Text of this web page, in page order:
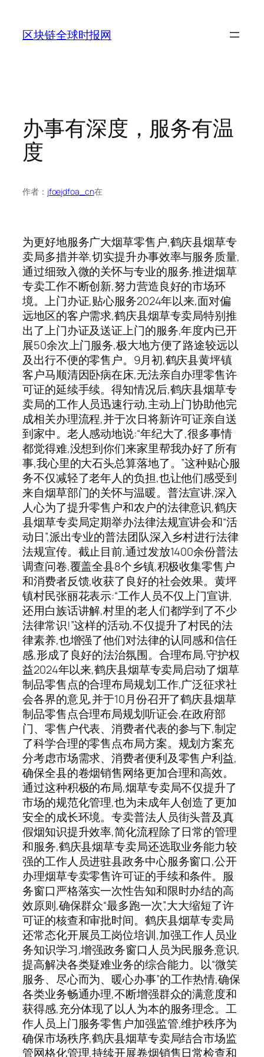
区块链全球时报网
办事有深度，服务有温
度
作者： jfoejdfoa_cn在
为更好地服务广大烟草零售户,鹤庆县烟草专
卖局多措并举,切实提升办事效率与服务质量,
通过细致入微的关怀与专业的服务,推进烟草
专卖工作不断创新,努力营造良好的市场环
境。上门办证,贴心服务2024年以来,面对偏
远地区的客户需求,鹤庆县烟草专卖局特别推
出了上门办证及送证上门的服务,年度内已开
展50余次上门服务,极大地方便了路途较远以
及出行不便的零售户。9月初,鹤庆县黄坪镇
客户马顺清因卧病在床,无法亲自办理零售许
可证的延续手续。得知情况后,鹤庆县烟草专
卖局的工作人员迅速行动,主动上门协助他完
成相关办理流程,并于次日将新许可证亲自送
到家中。老人感动地说:“年纪大了,很多事情
都觉得难,没想到你们来家里帮我办好了所有
事,我心里的大石头总算落地了。”这种贴心服
务不仅减轻了老年人的负担,也让他们感受到
来自烟草部门的关怀与温暖。普法宣讲,深入
人心为了提升零售户和农户的法律意识,鹤庆
县烟草专卖局定期举办法律法规宣讲会和“活
动日”,派出专业的普法团队深入乡村进行法律
法规宣传。截止目前,通过发放1400余份普法
调查问卷,覆盖全县8个乡镇,积极收集零售户
和消费者反馈,收获了良好的社会效果。黄坪
镇村民张丽花表示:“工作人员不仅上门宣讲,
还用白族话讲解,村里的老人们都学到了不少
法律常识!”这样的活动,不仅提升了村民的法
律素养,也增强了他们对法律的认同感和信任
感,形成了良好的法治氛围。合理布局,守护权
益2024年以来,鹤庆县烟草专卖局启动了烟草
制品零售点的合理布局规划工作,广泛征求社
会各界的意见,并于10月份召开了鹤庆县烟草
制品零售点合理布局规划听证会,在政府部
门、零售户代表、消费者代表的参与下,制定
了科学合理的零售点布局方案。规划方案充
分考虑市场需求、消费者便利及零售户利益,
确保全县的卷烟销售网络更加合理和高效。
通过这种积极的布局,烟草专卖局不仅提升了
市场的规范化管理,也为未成年人创造了更加
安全的成长环境。专卖普法人员街头普及真
假烟知识提升效率,简化流程除了日常的管理
和服务,鹤庆县烟草专卖局还选取业务能力较
强的工作人员进驻县政务中心服务窗口,公开
办理烟草专卖零售许可证的手续和条件。服
务窗口严格落实一次性告知和限时办结的高
效原则,确保群众“最多跑一次”,大大缩短了许
可证的核查和审批时间。鹤庆县烟草专卖局
还常态化开展员工岗位培训,加强工作人员业
务知识学习,增强政务窗口人员为民服务意识,
提高解决各类疑难业务的综合能力。以“微笑
服务、尽心而为、暖心办事”的工作热情,确保
各类业务畅通办理,不断增强群众的满意度和
获得感,充分体现了以人为本的服务理念。工
作人员上门服务零售户加强监管,维护秩序为
确保市场秩序,鹤庆县烟草专卖局结合市场监
管网格化管理,持续开展卷烟销售日常检查和